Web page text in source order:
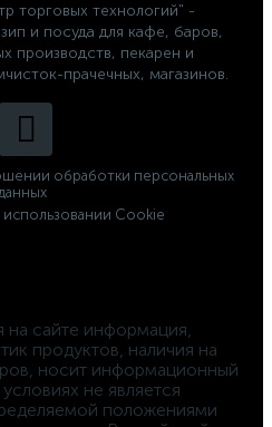
торговых технологий" -
и посуда для кафе, баров,
производств, пекарен и
прачечных, магазинов.
обработки персональных
Cookie
продуктов, наличия на
носит информационный
не является
положениями